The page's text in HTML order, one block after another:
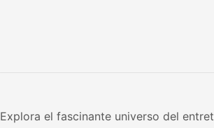
Explora el fascinante universo del